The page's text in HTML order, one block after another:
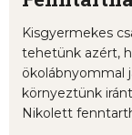
Kisgyermekes
tehetünk azért,
ökolábnyommal
környeztünk
Nikolett